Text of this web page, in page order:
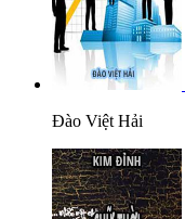
Đào Việt Hải